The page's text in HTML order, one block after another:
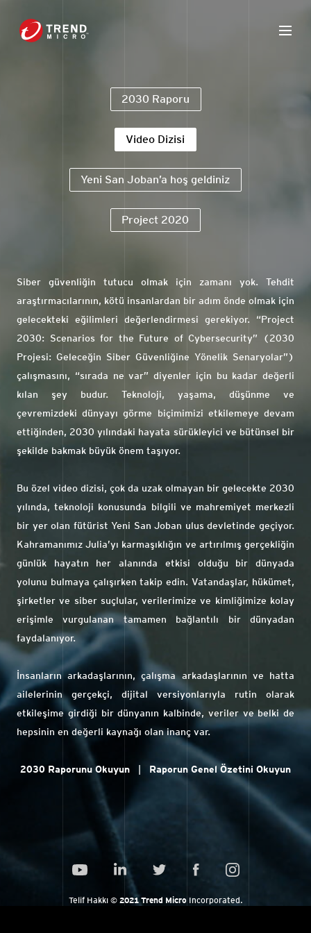
2030 Raporu
Video Dizisi
Yeni San Joban’a hoş geldiniz
Project 2020
Siber güvenliğin tutucu olmak için zamanı yok. Tehdit
araştırmacılarının, kötü insanlardan bir adım önde olmak için
gelecekteki eğilimleri değerlendirmesi gerekiyor. “Project
2030: Scenarios for the Future of Cybersecurity” (2030
Projesi: Geleceğin Siber Güvenliğine Yönelik Senaryolar”)
çalışmasını, “sırada ne var” diyenler için bu kadar değerli
kılan şey budur. Teknoloji, yaşama, düşünme ve
çevremizdeki dünyayı görme biçimimizi etkilemeye devam
ettiğinden, 2030 yılındaki hayata sürükleyici ve bütünsel bir
şekilde bakmak büyük önem taşıyor.
Bu özel video dizisi, çok da uzak olmayan bir gelecekte 2030
yılında, teknoloji konusunda bilgili ve mahremiyet merkezli
bir yer olan fütürist Yeni San Joban ulus devletinde geçiyor.
Kahramanımız Julia’yı karmaşıklığın ve artırılmış gerçekliğin
günlük hayatın her alanında etkisi olduğu bir dünyada
yolunu bulmaya çalışırken takip edin. Vatandaşlar, hükümet,
şirketler ve siber suçlular, verilerimize ve kimliğimize kolay
erişimle vurgulanan tamamen bağlantılı bir dünyadan
faydalanıyor.
İnsanların arkadaşlarının, çalışma arkadaşlarının ve hatta
ailelerinin gerçekçi, dijital versiyonlarıyla rutin olarak
etkileşime girdiği bir dünyanın kalbinde, veriler ve belki de
hepsinin en değerli kaynağı olan inanç var.
2030 Raporunu Okuyun Raporun Genel Özetini Okuyun
Telif Hakkı © 2021 Trend MicroIncorporated.